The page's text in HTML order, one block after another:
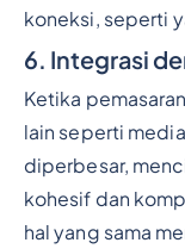
koneksi, seperti
6. Integrasi
Ketika
lain seperti
diperbesar,
kohesif dan
hal yang sama